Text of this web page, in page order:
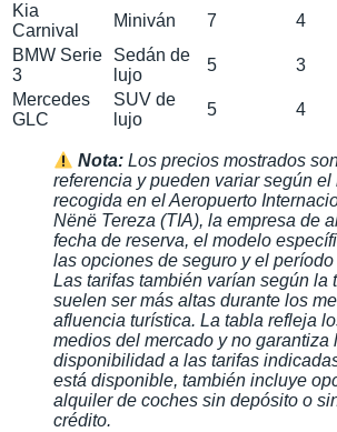
Kia
Carnival
Miniván 7 4
BMW Serie
3
Sedán de
lujo
5 3
Mercedes
GLC
SUV de
lujo
5 4
Nota: Los precios mostrados
referencia y pueden variar según el
recogida en el Aeropuerto
Nënë Tereza (TIA), la empresa de
fecha de reserva, el modelo
las opciones de seguro y el
Las tarifas también varían según la
suelen ser más altas durante los
afluencia turística. La tabla refleja
medios del mercado y no garantiza
disponibilidad a las tarifas
está disponible, también incluye
alquiler de coches sin depósito o
crédito.